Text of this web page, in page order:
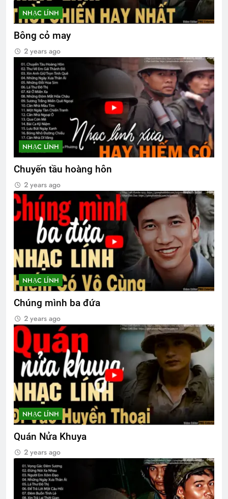
Hoài Niệm Một Thời
3 Years Ago
TÌNH YÊU & TÌNH BẠN (Emily Bronte)
Thăm Bạn TẠ MẠNH HUY K19
2 Years Ago
3 Years Ago
CTBCTY Tập III chương 28
3 Years Ago
Set name, upload AVATAR, and cover
photo
2 Years Ago
2 Years Ago
Bài Thơ Đau Thương Đầu Tháng 9
3 Years Ago
Lính xa nhà
MỘT ĐỜI ĐÃ SỐNG (Rabindranath
3 Years Ago
NHẠC LÍNH
Bông cỏ may
2 years ago
NHẠC LÍNH
Chuyến tầu hoàng hôn
2 years ago
NHẠC LÍNH
Chúng mình ba đứa
2 years ago
NHẠC LÍNH
Quán Nửa Khuya
2 years ago